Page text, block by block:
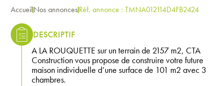
AccueilNos annoncesRéf. annonce : TMNA012114D4FB2424
DESCRIPTIF
A LA ROUQUETTE sur un terrain de 2157 m2, CTA
Construction vous propose de construire votre future
maison individuelle d’une surface de 101 m2 avec 3
chambres.